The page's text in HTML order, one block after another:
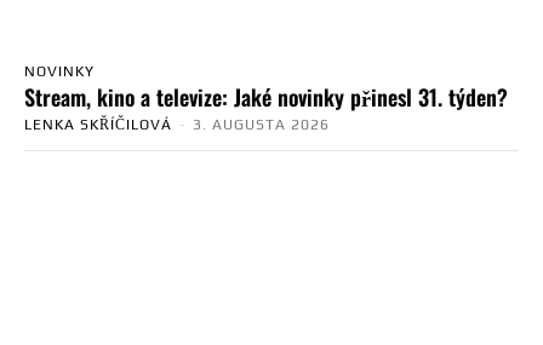
NOVINKY
Stream, kino a televize: Jaké novinky přinesl 31. týden?
LENKA SKŘÍČILOVÁ - 3. AUGUSTA 2026